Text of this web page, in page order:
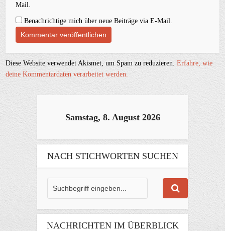
Mail.
Benachrichtige mich über neue Beiträge via E-Mail.
Diese Website verwendet Akismet, um Spam zu reduzieren.Erfahre, wie
deine Kommentardaten verarbeitet werden.
Samstag, 8. August 2026
NACH STICHWORTEN SUCHEN
NACHRICHTEN IM ÜBERBLICK